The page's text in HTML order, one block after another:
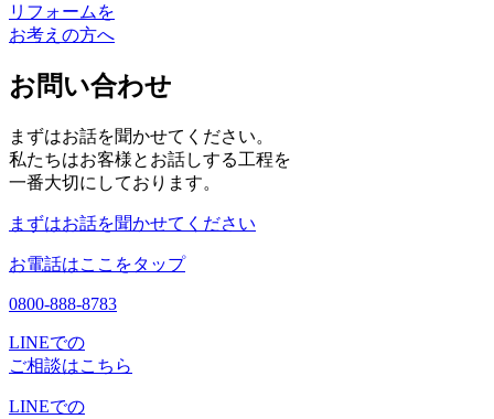
リフォームを
お考えの方へ
お問い合わせ
まずはお話を聞かせてください。
私たちはお客様とお話しする工程を
一番大切にしております。
まずはお話を聞かせてください
お電話はここをタップ
0800-888-8783
LINEでの
ご相談はこちら
LINEでの